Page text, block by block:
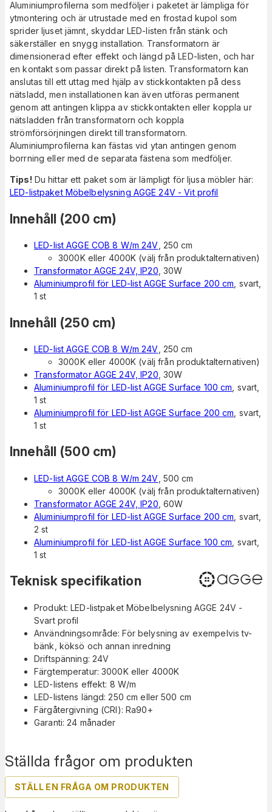
Ställda frågor om produkten
STÄLL EN FRÅGA OM PRODUKTEN
Aluminiumprofilerna som medföljer i paketet är lämpliga för
ytmontering och är utrustade med en frostad kupol som
sprider ljuset jämnt, skyddar LED-listen från stänk och
säkerställer en snygg installation. Transformatorn är
dimensionerad efter effekt och längd på LED-listen, och har
en kontakt som passar direkt på listen. Transformatorn kan
anslutas till ett uttag med hjälp av stickkontakten på dess
nätsladd, men installationen kan även utföras permanent
genom att antingen klippa av stickkontakten eller koppla ur
nätsladden från transformatorn och koppla
strömförsörjningen direkt till transformatorn.
Aluminiumprofilerna kan fästas vid ytan antingen genom
borrning eller med de separata fästena som medföljer.
Tips! Du hittar ett paket som är lämpligt för ljusa möbler här:
LED-listpaket Möbelbelysning AGGE 24V - Vit profil
Innehåll (200 cm)
LED-list AGGE COB 8 W/m 24V , 250 cm
3000K eller 4000K (välj från produktalternativen)
Transformator AGGE 24V, IP20 , 30W
Aluminiumprofil för LED-list AGGE Surface 200 cm , svart,
1 st
Innehåll (250 cm)
LED-list AGGE COB 8 W/m 24V , 250 cm
3000K eller 4000K (välj från produktalternativen)
Transformator AGGE 24V, IP20 , 30W
Aluminiumprofil för LED-list AGGE Surface 100 cm , svart,
1 st
Aluminiumprofil för LED-list AGGE Surface 200 cm , svart,
1 st
Innehåll (500 cm)
LED-list AGGE COB 8 W/m 24V , 500 cm
3000K eller 4000K (välj från produktalternativen)
Transformator AGGE 24V, IP20 , 60W
Aluminiumprofil för LED-list AGGE Surface 200 cm , svart,
2 st
Aluminiumprofil för LED-list AGGE Surface 100 cm , svart,
1 st
Teknisk specifikation
Produkt: LED-listpaket Möbelbelysning AGGE 24V -
Svart profil
Användningsområde: För belysning av exempelvis tv-
bänk, köksö och annan inredning
Driftspänning: 24V
Färgtemperatur: 3000K eller 4000K
LED-listens effekt: 8 W/m
LED-listens längd: 250 cm eller 500 cm
Färgåtergivning (CRI): Ra90+
Garanti: 24 månader